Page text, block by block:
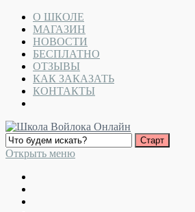
О ШКОЛЕ
МАГАЗИН
НОВОСТИ
БЕСПЛАТНО
ОТЗЫВЫ
КАК ЗАКАЗАТЬ
КОНТАКТЫ
Открыть меню